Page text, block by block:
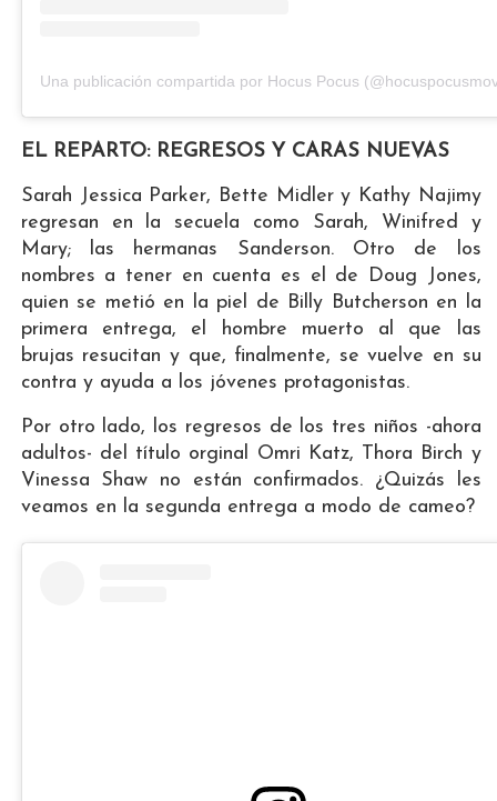
Una publicación compartida por Hocus Pocus
EL REPARTO: REGRESOS Y CARAS NUEVAS
Sarah Jessica Parker, Bette Midler y Kathy Najimy
regresan en la secuela como Sarah, Winifred y
Mary; las hermanas Sanderson. Otro de los
nombres a tener en cuenta es el de Doug Jones,
quien se metió en la piel de Billy Butcherson en la
primera entrega, el hombre muerto al que las
brujas resucitan y que, finalmente, se vuelve en su
contra y ayuda a los jóvenes protagonistas.
Por otro lado, los regresos de los tres niños -ahora
adultos- del título orginal Omri Katz, Thora Birch y
Vinessa Shaw no están confirmados. ¿Quizás les
veamos en la segunda entrega a modo de cameo?